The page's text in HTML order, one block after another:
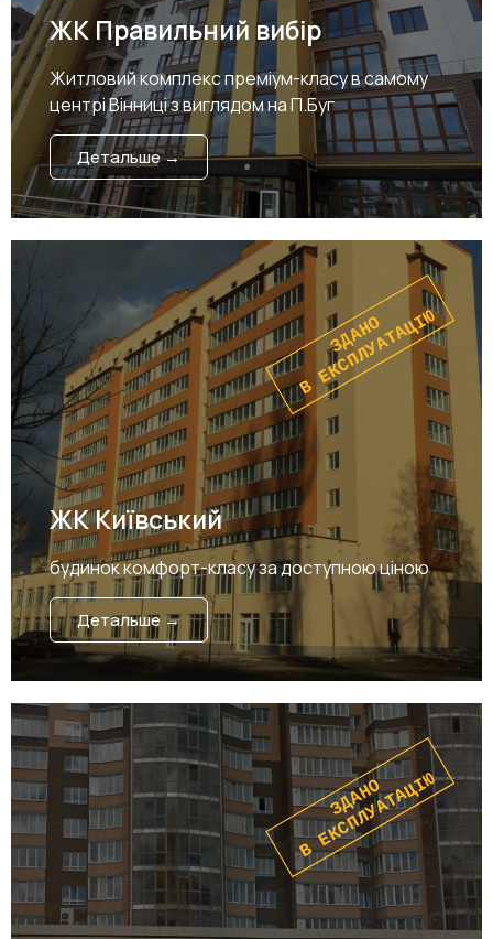
ЖК Правильний вибір
Житловий комплекс преміум-класу в самому
центрі Вінниці з виглядом на П.Буг
Детальше →
ЖК Київський
будинок комфорт-класу за доступною ціною
Детальше →
ЗДАНО
В ЕКСПЛУАТАЦІЮ
ЗДАНО
В ЕКСПЛУАТАЦІЮ